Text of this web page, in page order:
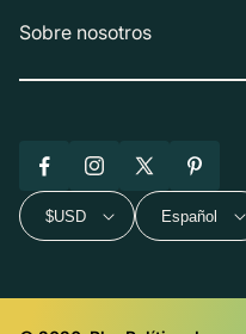
Sobre nosotros
FacebookInstagram
X
(Twitter)
Pinterest
$USD Español